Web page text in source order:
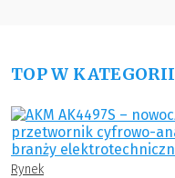
TOP W KATEGORII
Rynek